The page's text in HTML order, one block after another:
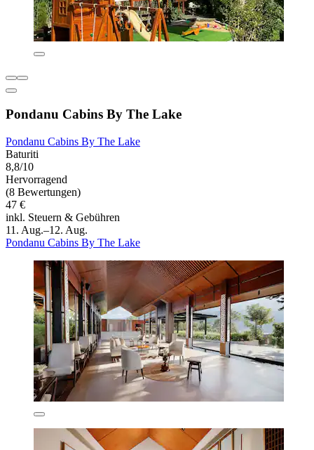
Pondanu Cabins By The Lake
Pondanu Cabins By The Lake
Baturiti
8,8/10
Hervorragend
(8 Bewertungen)
47 €
inkl. Steuern & Gebühren
11. Aug.–12. Aug.
Pondanu Cabins By The Lake